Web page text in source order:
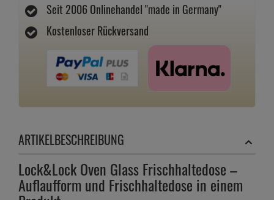
Seit 2006 Onlinehandel "made in Germany"
Kostenloser Rückversand
ARTIKELBESCHREIBUNG
Lock&Lock Oven Glass Frischhaltedose –
Auflaufform und Frischhaltedose in einem